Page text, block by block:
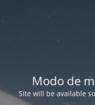
Modo de
Site will be available